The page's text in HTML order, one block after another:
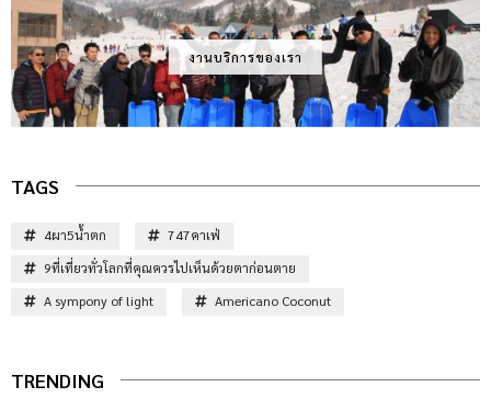
งานบริการของเรา
TAGS
4ผา5น้ำตก
747คาเฟ่
9ที่เที่ยวทั่วโลกที่คุณควรไปเห็นด้วยตาก่อนตาย
A sympony of light
Americano Coconut
TRENDING